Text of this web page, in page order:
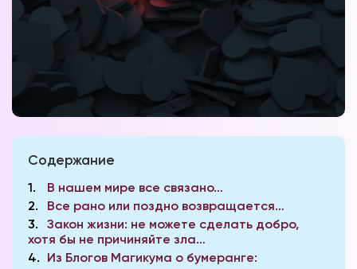
Содержание
1
В нашем мире все связано…
2
Все рано или поздно возвращается…
3
Закон жизни: не можете сделать добро,
хотя бы не причиняйте зла…
4
Из Блогов Магикума о бумеранге: